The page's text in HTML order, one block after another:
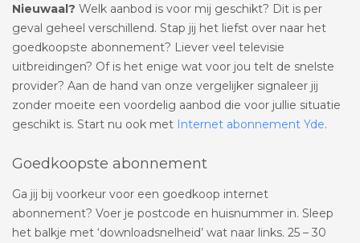
Nieuwaal? Welk aanbod is voor mij geschikt? Dit is per
geval geheel verschillend. Stap jij het liefst over naar het
goedkoopste abonnement? Liever veel televisie
uitbreidingen? Of is het enige wat voor jou telt de snelste
provider? Aan de hand van onze vergelijker signaleer jij
zonder moeite een voordelig aanbod die voor jullie situatie
geschikt is. Start nu ook met Internet abonnement Yde.
Goedkoopste abonnement
Ga jij bij voorkeur voor een goedkoop internet
abonnement? Voer je postcode en huisnummer in. Sleep
het balkje met ‘downloadsnelheid’ wat naar links. 25 – 30